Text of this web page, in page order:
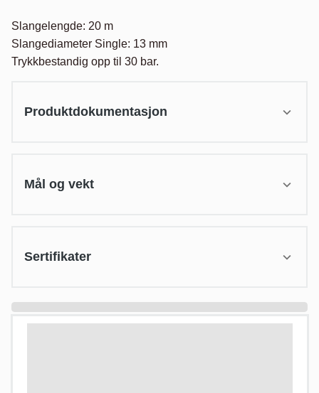
Slangelengde: 20 m
Slangediameter Single: 13 mm
Trykkbestandig opp til 30 bar.
Produktdokumentasjon
Mål og vekt
Sertifikater